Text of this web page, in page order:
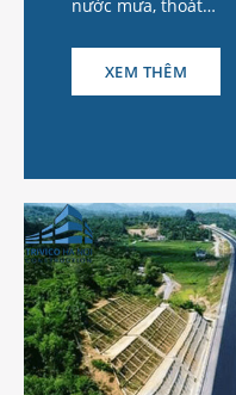
nước mưa, thoát…
XEM THÊM